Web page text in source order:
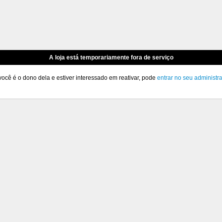
A loja está temporariamente fora de serviço
é o dono dela e estiver interessado em reativar, pode entrar no seu